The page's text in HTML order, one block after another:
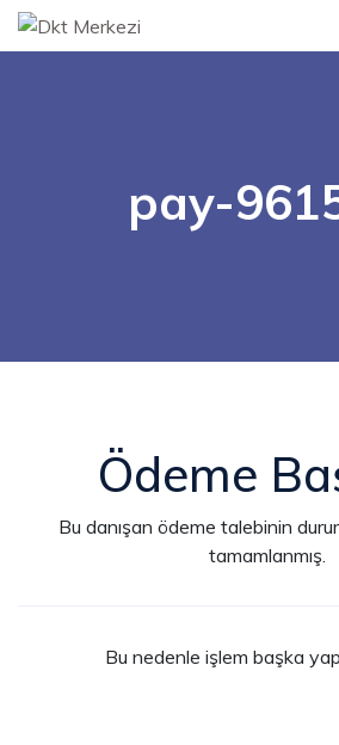
pay-
Ödeme
Bu danışan ödeme talebinin
tamamlanmış.
Bu nedenle işlem başka